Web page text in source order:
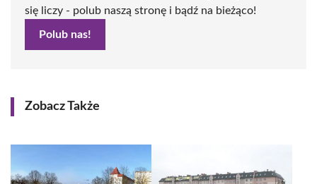
się liczy - polub naszą stronę i bądź na bieżąco!
Polub nas!
Zobacz Także